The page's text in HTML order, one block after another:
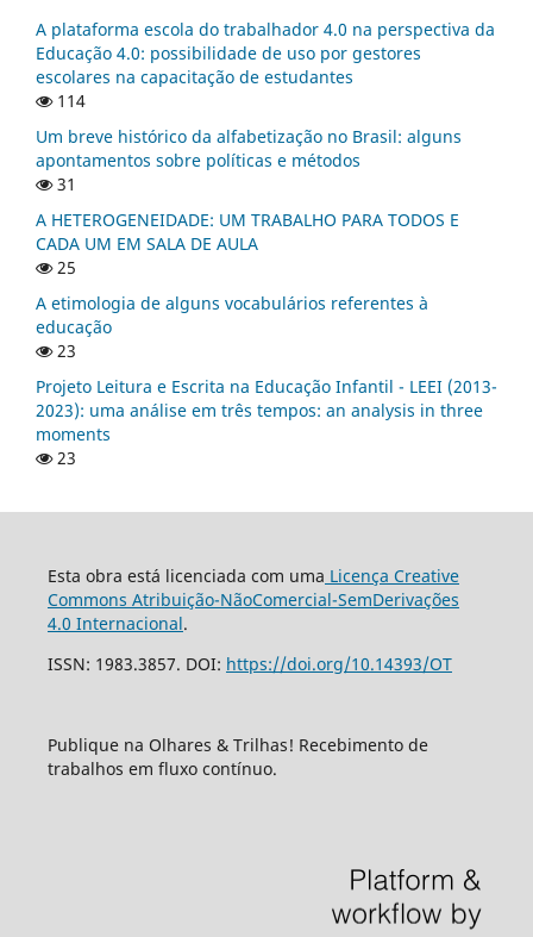
A plataforma escola do trabalhador 4.0 na perspectiva da
Educação 4.0: possibilidade de uso por gestores
escolares na capacitação de estudantes
114
Um breve histórico da alfabetização no Brasil: alguns
apontamentos sobre políticas e métodos
31
A HETEROGENEIDADE: UM TRABALHO PARA TODOS E
CADA UM EM SALA DE AULA
25
A etimologia de alguns vocabulários referentes à
educação
23
Projeto Leitura e Escrita na Educação Infantil - LEEI (2013-
2023): uma análise em três tempos: an analysis in three
moments
23
Esta obra está licenciada com uma Licença Creative
Commons Atribuição-NãoComercial-SemDerivações
4.0 Internacional.
ISSN: 1983.3857. DOI: https://doi.org/10.14393/OT
Publique na Olhares & Trilhas! Recebimento de
trabalhos em fluxo contínuo.